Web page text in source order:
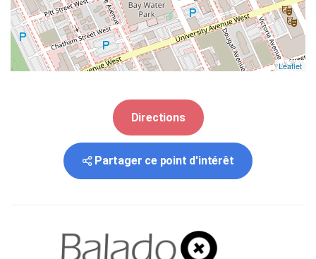
Leaflet
Directions
Partager ce point d'intérêt